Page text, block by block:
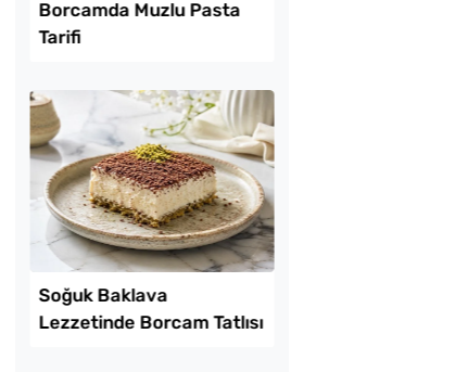
Lezzet Trendleri
3 Farklı